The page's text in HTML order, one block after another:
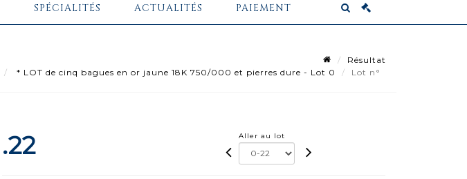
SPÉCIALITÉS ACTUALITÉS PAIEMENT
Résultat
* LOT de cinq bagues en or jaune 18K 750/000 et pierres dure - Lot 0
Lot n°
.22 Aller au lot